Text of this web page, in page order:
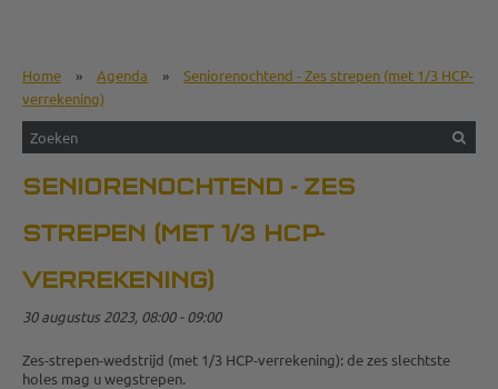
Home » Agenda »
Seniorenochtend - Zes strepen (met 1/3 HCP-
verrekening)
SENIORENOCHTEND - ZES
STREPEN (MET 1/3 HCP-
VERREKENING)
30 augustus 2023, 08:00 - 09:00
Zes-strepen-wedstrijd (met 1/3 HCP-verrekening): de zes slechtste
holes mag u wegstrepen.